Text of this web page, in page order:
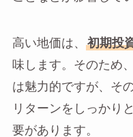
高い地価は、 初期投
味します。そのため
は魅力的ですが、そ
リターンをしっかり
要があります。